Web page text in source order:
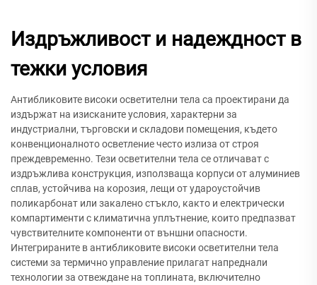
Издръжливост и надеждност в
тежки условия
Антибликовите високи осветителни тела са проектирани да
издържат на изисканите условия, характерни за
индустриални, търговски и складови помещения, където
конвенционалното осветление често излиза от строя
преждевременно. Тези осветителни тела се отличават с
издръжлива конструкция, използваща корпуси от алуминиев
сплав, устойчива на корозия, лещи от удароустойчив
поликарбонат или закалено стъкло, както и електрически
компартименти с климатична уплътнение, които предпазват
чувствителните компоненти от външни опасности.
Интегрираните в антибликовите високи осветителни тела
системи за термично управление прилагат напреднали
технологии за отвеждане на топлината, включително